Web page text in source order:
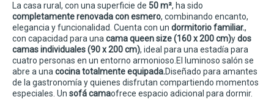
La casa rural, con una superficie de 50 m², ha sido
completamente renovada con esmero, combinando encanto,
elegancia y funcionalidad. Cuenta con un dormitorio familiar.,
con capacidad para unacama queen size (160 x 200 cm)ydos
camas individuales (90 x 200 cm), ideal para una estadía para
cuatro personas en un entorno armonioso.El luminoso salón se
abre a unacocina totalmente equipada.Diseñado para amantes
de la gastronomía y quienes disfrutan compartiendo momentos
especiales. Un sofá camaofrece espacio adicional para dormir.